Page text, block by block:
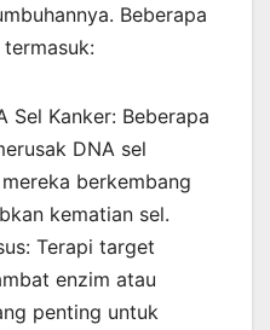
Beberapa
Sel Kanker: Beberapa
DNA sel
berkembang
kematian sel.
Terapi target
enzim atau
penting untuk